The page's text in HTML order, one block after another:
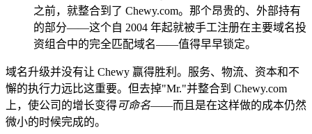
之前，就整合到了 Chewy.com。那个昂贵的、外部持有
的部分——这个自 2004 年起就被手工注册在主要域名投
资组合中的完全匹配域名——值得早早锁定。
域名升级并没有让 Chewy 赢得胜利。服务、物流、资本和不
懈的执行力远比这重要。但去掉"Mr."并整合到 Chewy.com
上，使公司的增长变得可命名——而且是在这样做的成本仍然
微小的时候完成的。